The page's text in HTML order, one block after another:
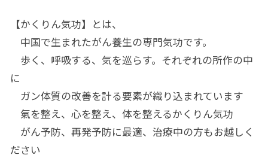
【かくりん気功】とは、
中国で生まれたがん養生の専門気功です。
歩く、呼吸する、気を巡らす。それぞれの所作の中
に
ガン体質の改善を計る要素が織り込まれています
氣を整え、心を整え、体を整えるかくりん気功
がん予防、再発予防に最適、治療中の方もお越しく
ださい